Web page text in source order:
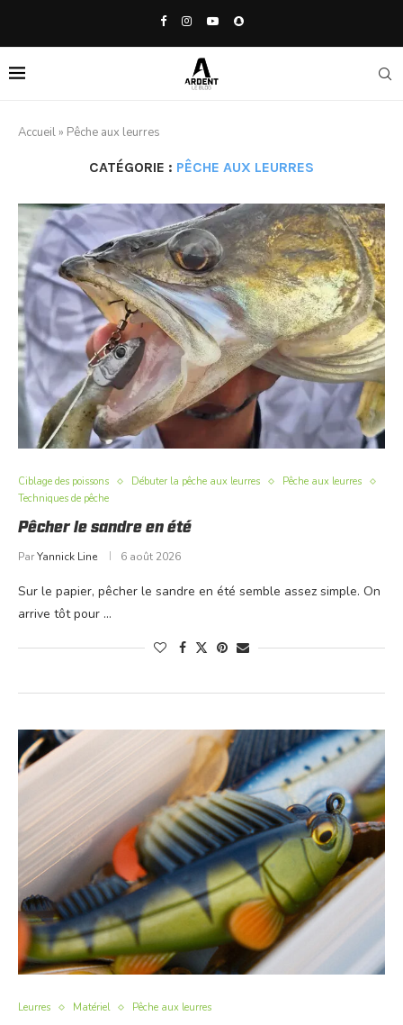
Accueil » Pêche aux leurres
CATÉGORIE : PÊCHE AUX LEURRES
Ciblage des poissons Débuter la pêche aux leurres
Pêche aux leurres
Techniques de pêche
Pêcher le sandre en été
ParYannick Line 6 août 2026
Sur le papier, pêcher le sandre en été semble assez simple. On
arrive tôt pour …
Leurres Matériel Pêche aux leurres